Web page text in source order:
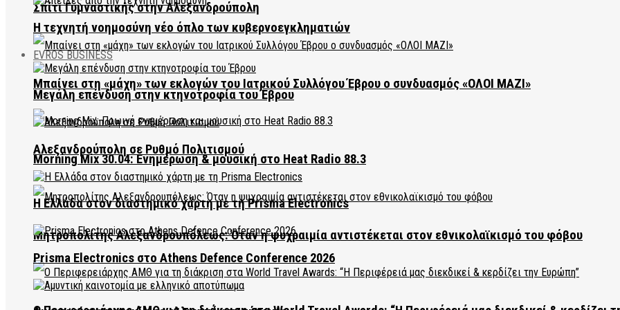
Σπίτι Γυμναστικής στην Αλεξανδρούπολη
Μπαίνει στη «μάχη» των εκλογών του Ιατρικού Συλλόγου Έβρου ο συνδυασμός «ΟΛΟΙ ΜΑΖΙ»
Morning Mix 30.04: Ενημέρωση & μουσική στο Heat Radio 88.3
Μητροπολίτης Αλεξανδρουπόλεως: Όταν η ψυχραιμία αντιστέκεται στον εθνικολαϊκισμό του φόβου
Η τεχνητή νοημοσύνη νέο όπλο των κυβερνοεγκληματιών
EVROS BUSINESS
Μεγάλη επένδυση στην κτηνοτροφία του Έβρου
Αλεξανδρούπολη σε Ρυθμό Πολιτισμού
Η Ελλάδα στον διαστημικό χάρτη με τη Prisma Electronics
Prisma Electronics στο Athens Defence Conference 2026